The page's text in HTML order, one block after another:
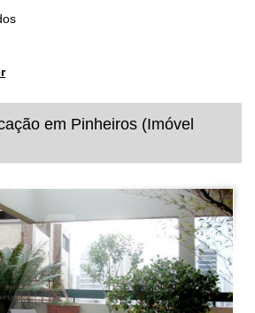
em Pinheiros (Imóvel